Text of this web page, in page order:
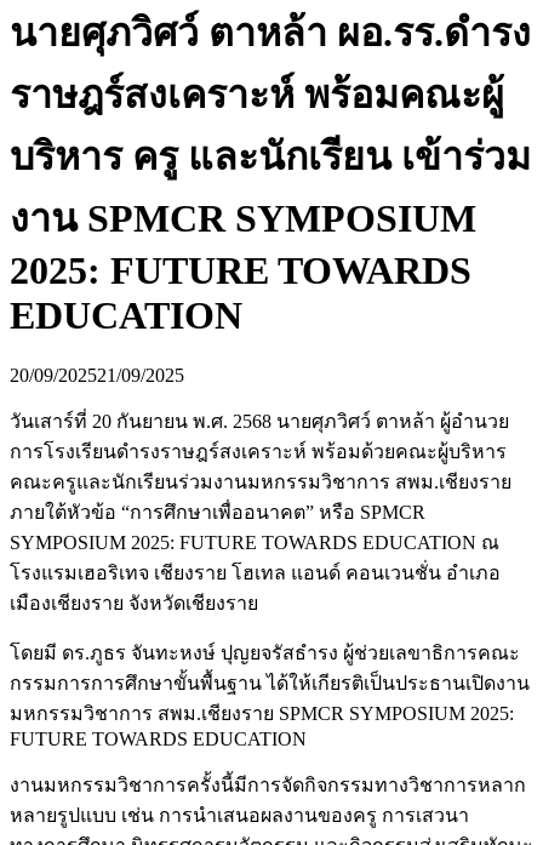
นายศุภวิศว์ ตาหล้า ผอ.รร.ดำรง
ราษฎร์สงเคราะห์ พร้อมคณะผู้
บริหาร ครู และนักเรียน เข้าร่วม
งาน SPMCR SYMPOSIUM
2025: FUTURE TOWARDS
EDUCATION
20/09/202521/09/2025
วันเสาร์ที่ 20 กันยายน พ.ศ. 2568 นายศุภวิศว์ ตาหล้า ผู้อำนวย
การโรงเรียนดำรงราษฎร์สงเคราะห์ พร้อมด้วยคณะผู้บริหาร
คณะครูและนักเรียนร่วมงานมหกรรมวิชาการ สพม.เชียงราย
ภายใต้หัวข้อ “การศึกษาเพื่ออนาคต” หรือ SPMCR
SYMPOSIUM 2025: FUTURE TOWARDS EDUCATION ณ
โรงแรมเฮอริเทจ เชียงราย โฮเทล แอนด์ คอนเวนชั่น อำเภอ
เมืองเชียงราย จังหวัดเชียงราย
โดยมี ดร.ภูธร จันทะหงษ์ ปุญยจรัสธำรง ผู้ช่วยเลขาธิการคณะ
กรรมการการศึกษาขั้นพื้นฐาน ได้ให้เกียรติเป็นประธานเปิดงาน
มหกรรมวิชาการ สพม.เชียงราย SPMCR SYMPOSIUM 2025:
FUTURE TOWARDS EDUCATION
งานมหกรรมวิชาการครั้งนี้มีการจัดกิจกรรมทางวิชาการหลาก
หลายรูปแบบ เช่น การนำเสนอผลงานของครู การเสวนา